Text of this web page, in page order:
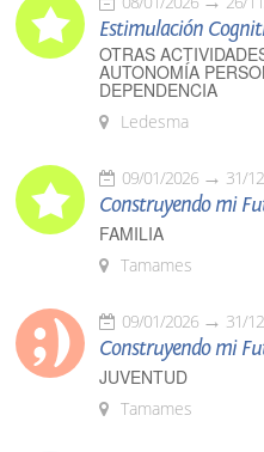
Estimulación
OTRAS
AUTONOMÍA
DEPENDENCIA
Ledesma
09/01/2026 31/
Construyendo mi
FAMILIA
Tamames
09/01/2026 31/
Construyendo mi
JUVENTUD
Tamames